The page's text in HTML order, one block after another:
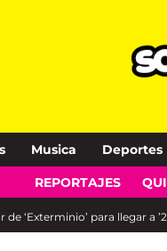
Musica Deportes
REPORTAJES
‘Exterminio’ para llegar a